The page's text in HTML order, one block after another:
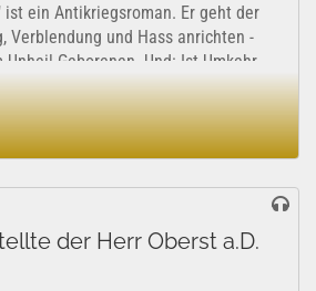
ein Antikriegsroman. Er geht der
Verblendung und Hass anrichten -
Geborenen. Und: Ist Umkehr
der Herr Oberst a.D.